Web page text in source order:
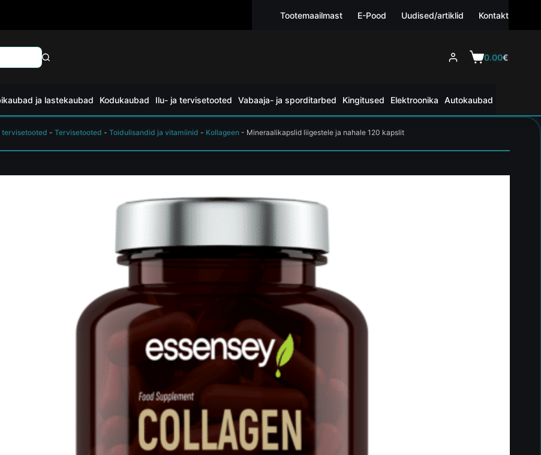
Tootemaailmast E-Pood Uudised/artiklid Kontakt
0.00€
ja lastekaubad Kodukaubad Ilu- ja tervisetooted Vabaaja- ja sporditarbed Kingitused Elektroonika Autokaubad
tervisetooted -Tervisetooted -Toidulisandid ja vitamiinid - Kollageen - Mineraalikapslid liigestele ja nahale 120 kapslit